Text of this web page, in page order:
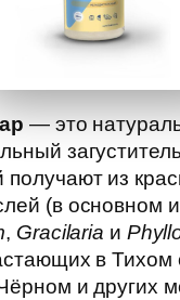
— это
получают из
(в основном
, Gracilaria и
в Тихом
и других